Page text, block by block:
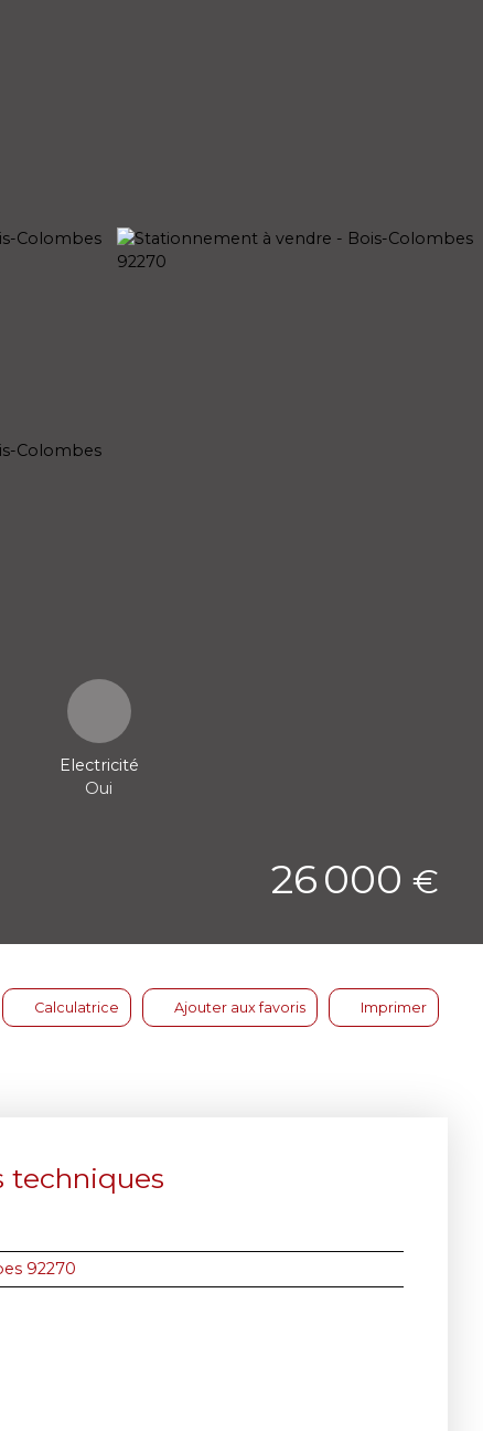
NOS AGENCES
Electricité
Oui
26 000 €
Calculatrice Ajouter aux favoris Imprimer
techniques
92270